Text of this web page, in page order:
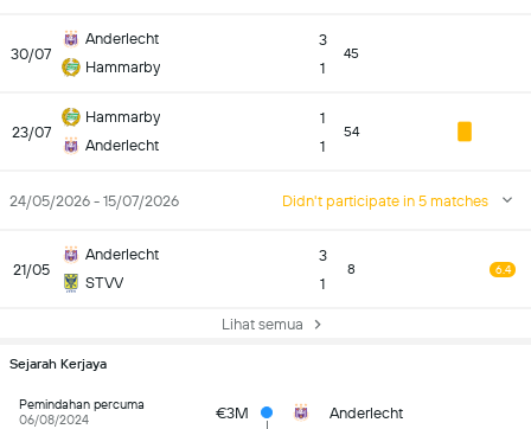
30/07
Anderlecht
Hammarby
3
1
45
23/07
Hammarby
Anderlecht
1
1
54
24/05/2026 - 15/07/2026 Didn't participate in 5 matches
21/05
Anderlecht
STVV
3
1
8 6.4
Lihat semua
Sejarah Kerjaya
Pemindahan percuma
06/08/2024
€3M Anderlecht